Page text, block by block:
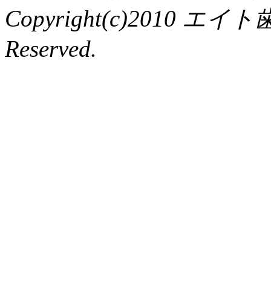
Copyright(c)2010 エイト
Reserved.